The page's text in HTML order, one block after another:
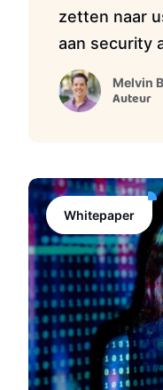
zetten naar
aan security
Melvin
Auteur
Whitepaper